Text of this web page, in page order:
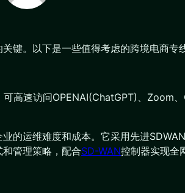
键。以下是一些值得考虑的跨境电商专
高速访问OPENAI(ChatGPT)、
的运维难度和成本。它采用先进
管理策略，配合SD-WAN控制器实现全